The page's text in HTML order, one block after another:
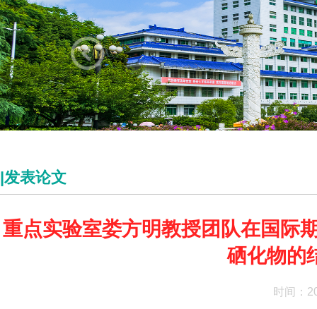
|发表论文
重点实验室娄方明教授团队在国
硒化物的
时间：